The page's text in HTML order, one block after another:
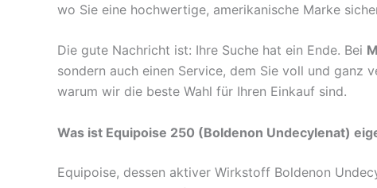
wo Sie eine hochwertige, amerikanische Marke
Die gute Nachricht ist: Ihre Suche hat ein Ende. Bei
sondern auch einen Service, dem Sie voll und ganz
warum wir die beste Wahl für Ihren Einkauf sind.
Was ist Equipoise 250 (Boldenon Undecylenat)
Equipoise, dessen aktiver Wirkstoff Boldenon